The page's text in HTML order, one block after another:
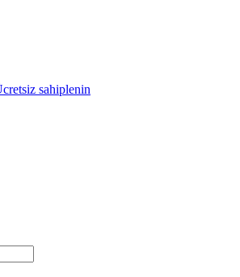
sahiplenin